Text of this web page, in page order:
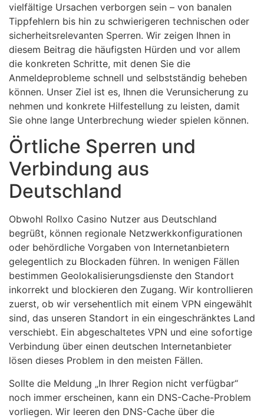
vielfältige Ursachen verborgen sein – von banalen
Tippfehlern bis hin zu schwierigeren technischen oder
sicherheitsrelevanten Sperren. Wir zeigen Ihnen in
diesem Beitrag die häufigsten Hürden und vor allem
die konkreten Schritte, mit denen Sie die
Anmeldeprobleme schnell und selbstständig beheben
können. Unser Ziel ist es, Ihnen die Verunsicherung zu
nehmen und konkrete Hilfestellung zu leisten, damit
Sie ohne lange Unterbrechung wieder spielen können.
Örtliche Sperren und
Verbindung aus
Deutschland
Obwohl Rollxo Casino Nutzer aus Deutschland
begrüßt, können regionale Netzwerkkonfigurationen
oder behördliche Vorgaben von Internetanbietern
gelegentlich zu Blockaden führen. In wenigen Fällen
bestimmen Geolokalisierungsdienste den Standort
inkorrekt und blockieren den Zugang. Wir kontrollieren
zuerst, ob wir versehentlich mit einem VPN eingewählt
sind, das unseren Standort in ein eingeschränktes Land
verschiebt. Ein abgeschaltetes VPN und eine sofortige
Verbindung über einen deutschen Internetanbieter
lösen dieses Problem in den meisten Fällen.
Sollte die Meldung „In Ihrer Region nicht verfügbar“
noch immer erscheinen, kann ein DNS-Cache-Problem
vorliegen. Wir leeren den DNS-Cache über die